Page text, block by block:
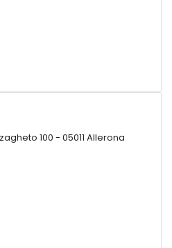
100 - 05011 Allerona